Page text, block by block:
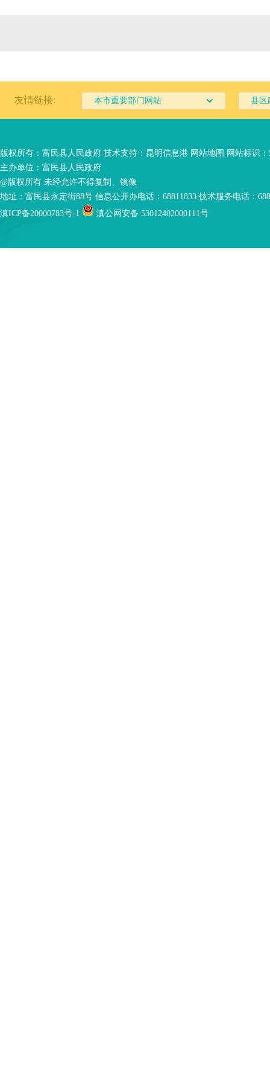
友情链接: 本市重要部门网站 县区
版权所有：富民县人民政府 技术支持： 昆明信息港 网站地图 网站标识：
主办单位：富民县人民政府
@版权所有 未经允许不得复制、镜像
地址：富民县永定街88号 信息公开办电话：68811833 技术服务电话：
滇ICP备20000783号-1
滇公网安备 53012402000111号